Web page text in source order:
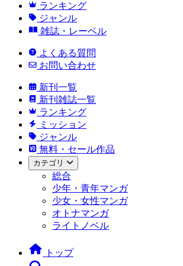
ランキング
ジャンル
雑誌・レーベル
よくある質問
お問い合わせ
新刊一覧
新刊雑誌一覧
ランキング
ミッション
ジャンル
無料・セール作品
カテゴリ
総合
少年・青年マンガ
少女・女性マンガ
オトナマンガ
ライトノベル
トップ